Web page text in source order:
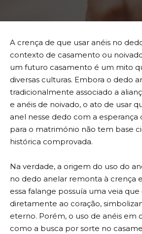
A crença de que usar anéis no
contexto de casamento ou
um futuro casamento é um mito
diversas culturas. Embora o dedo
tradicionalmente associado a
e anéis de noivado, o ato de usar
anel nesse dedo com a esperança
para o matrimónio não tem base
histórica comprovada.
Na verdade, a origem do uso do
no dedo anelar remonta à crença
essa falange possuía uma veia
diretamente ao coração,
eterno. Porém, o uso de anéis em
como a busca por sorte no